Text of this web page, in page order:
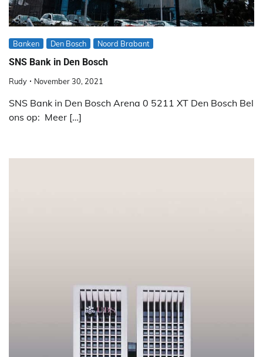
Banken Den Bosch Noord Brabant
SNS Bank in Den Bosch
Rudy November 30, 2021
SNS Bank in Den Bosch Arena 0 5211 XT Den Bosch Bel
ons op: Meer […]